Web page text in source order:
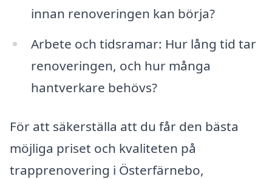
innan renoveringen kan börja?
Arbete och tidsramar: Hur lång tid tar
renoveringen, och hur många
hantverkare behövs?
För att säkerställa att du får den bästa
möjliga priset och kvaliteten på
trapprenovering i Österfärnebo,